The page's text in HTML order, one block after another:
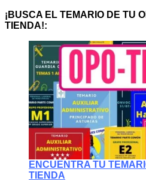
¡BUSCA EL TEMARIO DE TU
TIENDA!:
ENCUENTRA TU
TIENDA